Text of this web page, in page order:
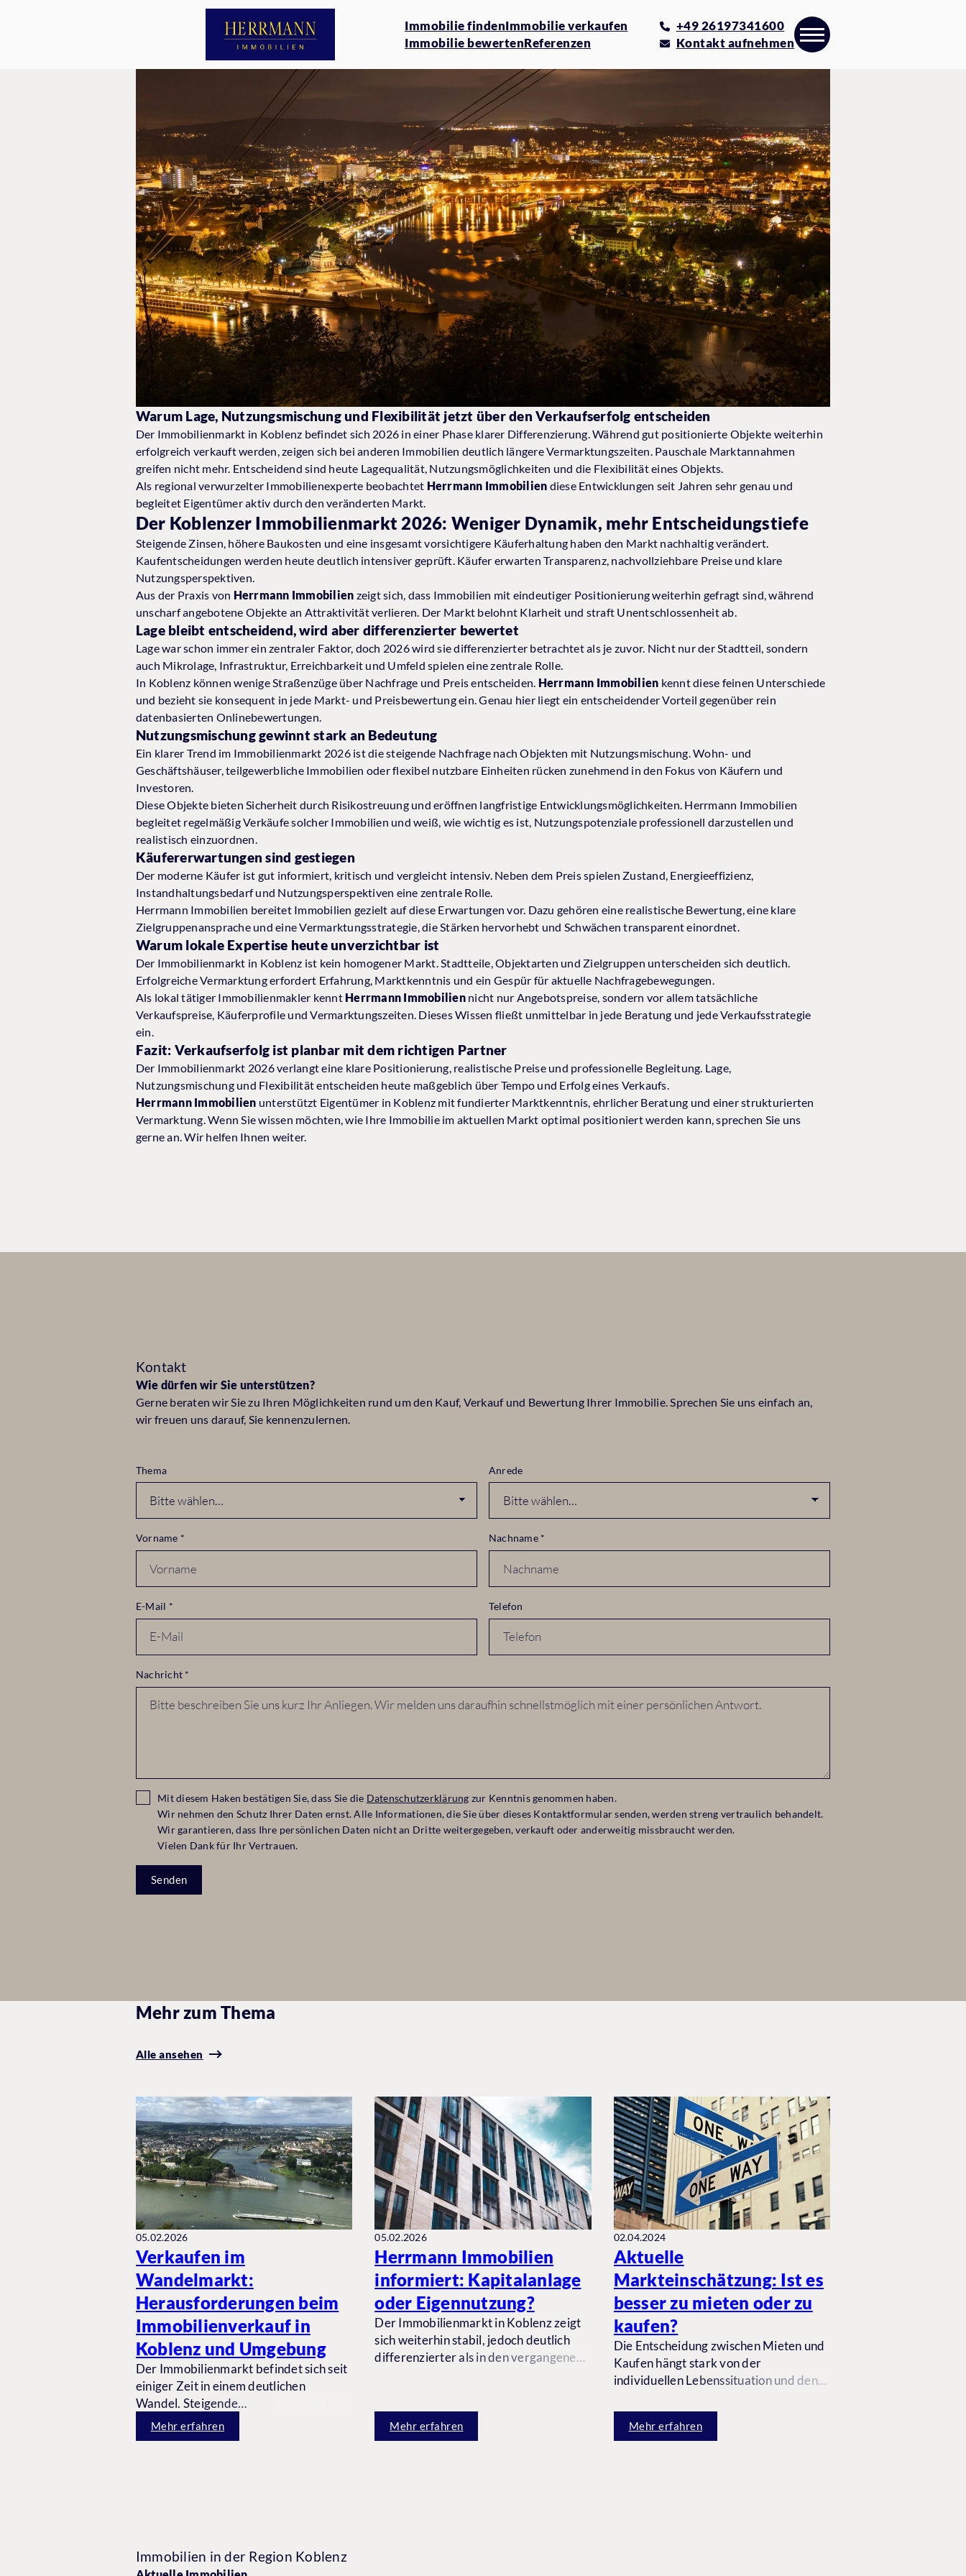
Immobilie findenImmobilie verkaufen
Immobilie bewertenReferenzen
+49 26197341600
Kontakt aufnehmen
Warum Lage, Nutzungsmischung und Flexibilität jetzt über den Verkaufserfolg entscheiden
Der Immobilienmarkt in Koblenz befindet sich 2026 in einer Phase klarer Differenzierung. Während gut positionierte Objekte weiterhin
erfolgreich verkauft werden, zeigen sich bei anderen Immobilien deutlich längere Vermarktungszeiten. Pauschale Marktannahmen
greifen nicht mehr. Entscheidend sind heute Lagequalität, Nutzungsmöglichkeiten und die Flexibilität eines Objekts.
Als regional verwurzelter Immobilienexperte beobachtet Herrmann Immobilien diese Entwicklungen seit Jahren sehr genau und
begleitet Eigentümer aktiv durch den veränderten Markt.
Der Koblenzer Immobilienmarkt 2026: Weniger Dynamik, mehr Entscheidungstiefe
Steigende Zinsen, höhere Baukosten und eine insgesamt vorsichtigere Käuferhaltung haben den Markt nachhaltig verändert.
Kaufentscheidungen werden heute deutlich intensiver geprüft. Käufer erwarten Transparenz, nachvollziehbare Preise und klare
Nutzungsperspektiven.
Aus der Praxis von Herrmann Immobilien zeigt sich, dass Immobilien mit eindeutiger Positionierung weiterhin gefragt sind, während
unscharf angebotene Objekte an Attraktivität verlieren. Der Markt belohnt Klarheit und straft Unentschlossenheit ab.
Lage bleibt entscheidend, wird aber differenzierter bewertet
Lage war schon immer ein zentraler Faktor, doch 2026 wird sie differenzierter betrachtet als je zuvor. Nicht nur der Stadtteil, sondern
auch Mikrolage, Infrastruktur, Erreichbarkeit und Umfeld spielen eine zentrale Rolle.
In Koblenz können wenige Straßenzüge über Nachfrage und Preis entscheiden. Herrmann Immobilien kennt diese feinen Unterschiede
und bezieht sie konsequent in jede Markt- und Preisbewertung ein. Genau hier liegt ein entscheidender Vorteil gegenüber rein
datenbasierten Onlinebewertungen.
Nutzungsmischung gewinnt stark an Bedeutung
Ein klarer Trend im Immobilienmarkt 2026 ist die steigende Nachfrage nach Objekten mit Nutzungsmischung. Wohn- und
Geschäftshäuser, teilgewerbliche Immobilien oder flexibel nutzbare Einheiten rücken zunehmend in den Fokus von Käufern und
Investoren.
Diese Objekte bieten Sicherheit durch Risikostreuung und eröffnen langfristige Entwicklungsmöglichkeiten. Herrmann Immobilien
begleitet regelmäßig Verkäufe solcher Immobilien und weiß, wie wichtig es ist, Nutzungspotenziale professionell darzustellen und
realistisch einzuordnen.
Käufererwartungen sind gestiegen
Der moderne Käufer ist gut informiert, kritisch und vergleicht intensiv. Neben dem Preis spielen Zustand, Energieeffizienz,
Instandhaltungsbedarf und Nutzungsperspektiven eine zentrale Rolle.
Herrmann Immobilien bereitet Immobilien gezielt auf diese Erwartungen vor. Dazu gehören eine realistische Bewertung, eine klare
Zielgruppenansprache und eine Vermarktungsstrategie, die Stärken hervorhebt und Schwächen transparent einordnet.
Warum lokale Expertise heute unverzichtbar ist
Der Immobilienmarkt in Koblenz ist kein homogener Markt. Stadtteile, Objektarten und Zielgruppen unterscheiden sich deutlich.
Erfolgreiche Vermarktung erfordert Erfahrung, Marktkenntnis und ein Gespür für aktuelle Nachfragebewegungen.
Als lokal tätiger Immobilienmakler kennt Herrmann Immobiliennicht nur Angebotspreise, sondern vor allem tatsächliche
Verkaufspreise, Käuferprofile und Vermarktungszeiten. Dieses Wissen fließt unmittelbar in jede Beratung und jede Verkaufsstrategie
ein.
Fazit: Verkaufserfolg ist planbar mit dem richtigen Partner
Der Immobilienmarkt 2026 verlangt eine klare Positionierung, realistische Preise und professionelle Begleitung. Lage,
Nutzungsmischung und Flexibilität entscheiden heute maßgeblich über Tempo und Erfolg eines Verkaufs.
Herrmann Immobilien unterstützt Eigentümer in Koblenz mit fundierter Marktkenntnis, ehrlicher Beratung und einer strukturierten
Vermarktung. Wenn Sie wissen möchten, wie Ihre Immobilie im aktuellen Markt optimal positioniert werden kann, sprechen Sie uns
gerne an. Wir helfen Ihnen weiter.
Kontakt
Wie dürfen wir Sie unterstützen?
Gerne beraten wir Sie zu Ihren Möglichkeiten rund um den Kauf, Verkauf und Bewertung Ihrer Immobilie. Sprechen Sie uns einfach an,
wir freuen uns darauf, Sie kennenzulernen.
Thema Anrede
Vorname * Nachname *
E-Mail * Telefon
Nachricht *
Mit diesem Haken bestätigen Sie, dass Sie die Datenschutzerklärung zur Kenntnis genommen haben.
Wir nehmen den Schutz Ihrer Daten ernst. Alle Informationen, die Sie über dieses Kontaktformular senden, werden streng vertraulich behandelt.
Wir garantieren, dass Ihre persönlichen Daten nicht an Dritte weitergegeben, verkauft oder anderweitig missbraucht werden.
Vielen Dank für Ihr Vertrauen.
Senden
Mehr zum Thema
Alle ansehen
05.02.2026
Verkaufen im
Wandelmarkt:
Herausforderungen beim
Immobilienverkauf in
Koblenz und Umgebung
Der Immobilienmarkt befindet sich seit
einiger Zeit in einem deutlichen
Wandel. Steigende
Finanzierungskosten, veränderte
Käufererwartungen und eine spürbar
Mehr erfahren
05.02.2026
Herrmann Immobilien
informiert: Kapitalanlage
oder Eigennutzung?
Der Immobilienmarkt in Koblenz zeigt
sich weiterhin stabil, jedoch deutlich
differenzierter als in den vergangenen
Finanzierungsentscheidungen werden
sorgfältiger geprüft und Immobilien
werden zunehmend nach
Mehr erfahren
02.04.2024
Aktuelle
Markteinschätzung: Ist es
besser zu mieten oder zu
kaufen?
Die Entscheidung zwischen Mieten und
Kaufen hängt stark von der
individuellen Lebenssituation und den
beleuchten die Vor- und Nachteile
beider Optionen angesichts der
Mehr erfahren
Immobilien in der Region Koblenz